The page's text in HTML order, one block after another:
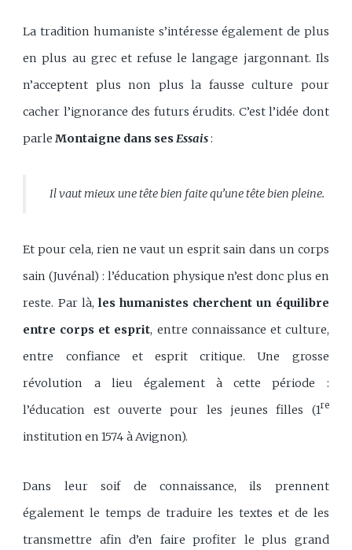
La tradition humaniste s’intéresse également de plus
en plus au grec et refuse le langage jargonnant. Ils
n’acceptent plus non plus la fausse culture pour
cacher l’ignorance des futurs érudits. C’est l’idée dont
parleMontaigne dans sesEssais:
Il vaut mieux une tête bien faite qu’une tête bien pleine.
Et pour cela, rien ne vaut un esprit sain dans un corps
sain (Juvénal) : l’éducation physique n’est donc plus en
reste. Par là, les humanistes cherchent un équilibre
entre corps et esprit, entre connaissance et culture,
entre confiance et esprit critique. Une grosse
révolution a lieu également à cette période :
l’éducation est ouverte pour les jeunes filles (1re
institution en 1574 à Avignon).
Dans leur soif de connaissance, ils prennent
également le temps de traduire les textes et de les
transmettre afin d’en faire profiter le plus grand